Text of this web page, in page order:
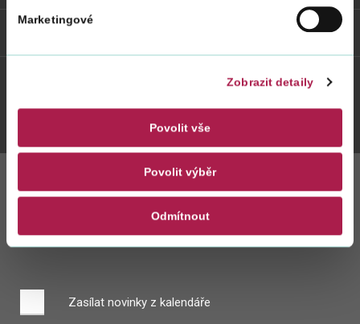
Marketingové
Zobrazit detaily
Povolit vše
Povolit výběr
Odmítnout
Weby FS
Zůstaňte s námi
v kontaktu
Zasílat novinky z kalendáře